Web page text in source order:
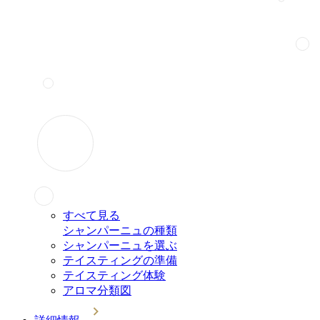
すべて見る
シャンパーニュの種類
シャンパーニュを選ぶ
テイスティングの準備
テイスティング体験
アロマ分類図